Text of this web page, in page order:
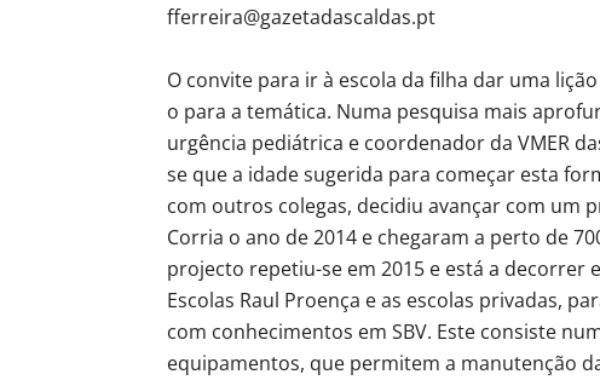
fferreira@gazetadascaldas.pt
O convite para ir à escola da filha dar uma
o para a temática. Numa pesquisa mais
urgência pediátrica e coordenador da VMER
se que a idade sugerida para começar esta
com outros colegas, decidiu avançar com um
Corria o ano de 2014 e chegaram a perto de
projecto repetiu-se em 2015 e está a decorrer
Escolas Raul Proença e as escolas privadas,
com conhecimentos em SBV. Este consiste
equipamentos, que permitem a manutenção